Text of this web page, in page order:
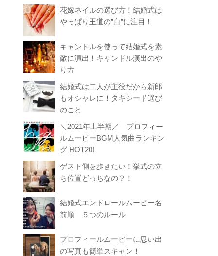
花嫁ネイルの選び方！結婚式は
やっぱり王道の”白”に注目！
キャンドルを使って結婚式を素
敵に演出！キャンドル演出のや
り方
結婚式は二人が主役だから新郎
もオシャレに！タキシード選び
のこと
＼2021年上半期／ プロフィー
ルムービーBGM人気曲ランキン
グ HOT20!
ゲスト側を歩きたい！挙式の立
ち位置どっちなの？！
結婚式エンドロールムービー名
前順 ５つのルール
プロフィールムービーに思い出
の写真も簡単スキャン！